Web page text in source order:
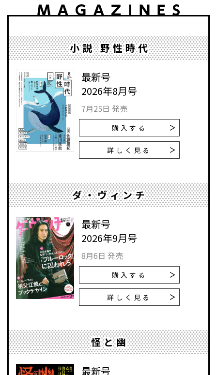
小説 野性時代
最新号
2026年8月号
7月25日 発売
購入する
詳しく見る
ダ・ヴィンチ
最新号
2026年9月号
8月6日 発売
購入する
詳しく見る
怪と幽
最新号